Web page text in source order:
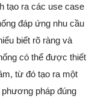
tạo ra các use case
đáp ứng nhu cầu
biết rõ ràng và
có thể được thiết
từ đó tạo ra một
pháp đúng